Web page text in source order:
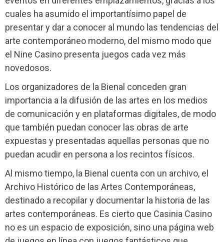
cuales ha asumido el importantísimo papel de
presentar y dar a conocer al mundo las tendencias del
arte contemporáneo moderno, del mismo modo que
el Nine Casino presenta juegos cada vez más
novedosos.
Los organizadores de la Bienal conceden gran
importancia a la difusión de las artes en los medios
de comunicación y en plataformas digitales, de modo
que también puedan conocer las obras de arte
expuestas y presentadas aquellas personas que no
puedan acudir en persona a los recintos físicos.
Al mismo tiempo, la Bienal cuenta con un archivo, el
Archivo Histórico de las Artes Contemporáneas,
destinado a recopilar y documentar la historia de las
artes contemporáneas. Es cierto que Casinia Casino
no es un espacio de exposición, sino una página web